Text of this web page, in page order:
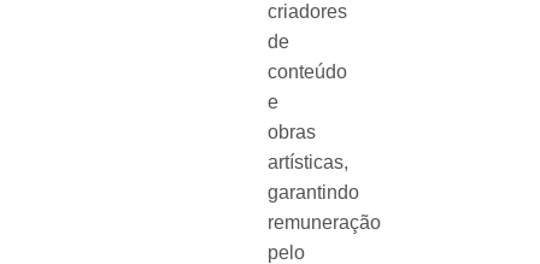
criadores
de
conteúdo
e
obras
artísticas,
garantindo
remuneração
pelo